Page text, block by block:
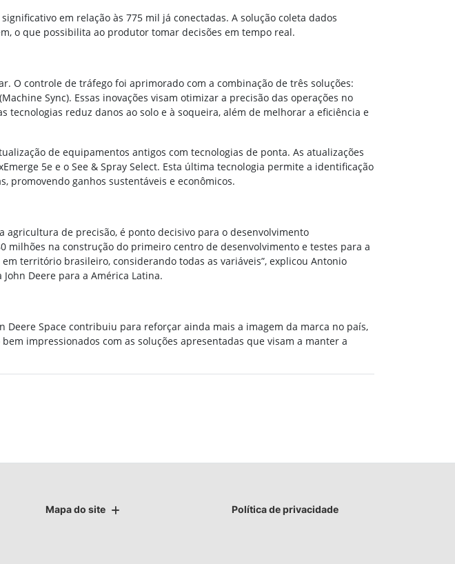
em relação às 775 mil já conectadas. A solução coleta dados
o que possibilita ao produtor tomar decisões em tempo real.
O controle de tráfego foi aprimorado com a combinação de três soluções:
Sync). Essas inovações visam otimizar a precisão das operações no
tecnologias reduz danos ao solo e à soqueira, além de melhorar a eficiência e
de equipamentos antigos com tecnologias de ponta. As atualizações
5e e o See & Spray Select. Esta última tecnologia permite a identificação
promovendo ganhos sustentáveis e econômicos.
de precisão, é ponto decisivo para o desenvolvimento
milhões na construção do primeiro centro de desenvolvimento e testes para a
território brasileiro, considerando todas as variáveis”, explicou Antonio
Deere para a América Latina.
Space contribuiu para reforçar ainda mais a imagem da marca no país,
impressionados com as soluções apresentadas que visam a manter a
Mapa do site Política de privacidade